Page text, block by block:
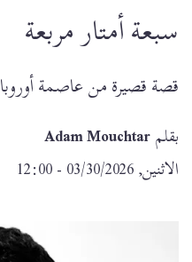
سبعة أمتار مربعة
قصة قصيرة من عاصمة أوروبا
بقلمAdam Mouchtar
الاثنين, 03/30/2026 - 12:00